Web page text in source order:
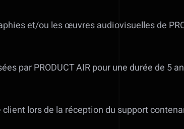
et/ou les œuvres audiovisuelles de
par PRODUCT AIR pour une durée de 5
lors de la réception du support